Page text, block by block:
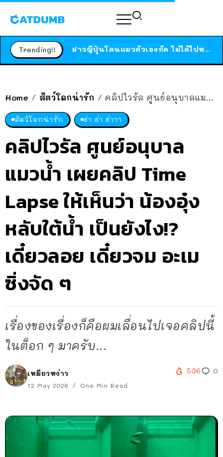
Trending!! ได้เวลาเด็กหนวดรวมตัว RF Online Next เปิดให้เล่นแล้ว เกม Sci-Fi MMORPG ระดับตำนาน เล่นได้ทั้งมือถือและ PC
Home / สัตว์โลกน่ารัก / คลิปไวรัล ศูนย์อนุบาลแมวน้ำ เผยคลิป Time Lapse ให้เห็นว่า น้องอุ๋งหลับใต้น้ำ เป็นยังไง!? เดี๋ยวลอย เดี๋ยวจม อะเมซิ่งจัด ๆ
สัตว์โลกน่ารัก ฮ่า ฮ่า ฮ่าาา
คลิปไวรัล ศูนย์อนุบาล
แมวน้ำ เผยคลิป Time
Lapse ให้เห็นว่า น้องอุ๋ง
หลับใต้น้ำ เป็นยังไง!?
เดี๋ยวลอย เดี๋ยวจม อะเม
ซิ่งจัด ๆ
เรื่องของเรื่องก็คือผมเลื่อนไปเจอคลิปนี้
ในต็อก ๆ มาครับ...
เหมียวหง่าว
12 May 2026 One Min Read
536 0